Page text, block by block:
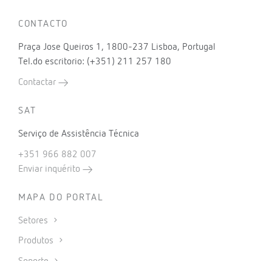
CONTACTO
Praça Jose Queiros 1, 1800-237 Lisboa, Portugal
Tel.do escritorio: (+351) 211 257 180
Contactar
SAT
Serviço de Assistência Técnica
+351 966 882 007
Enviar inquérito
MAPA DO PORTAL
Setores
Produtos